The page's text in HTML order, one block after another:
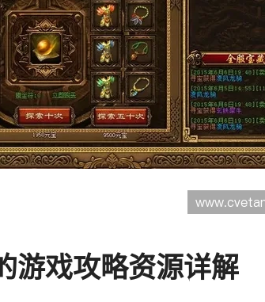
游戏攻略资源详解